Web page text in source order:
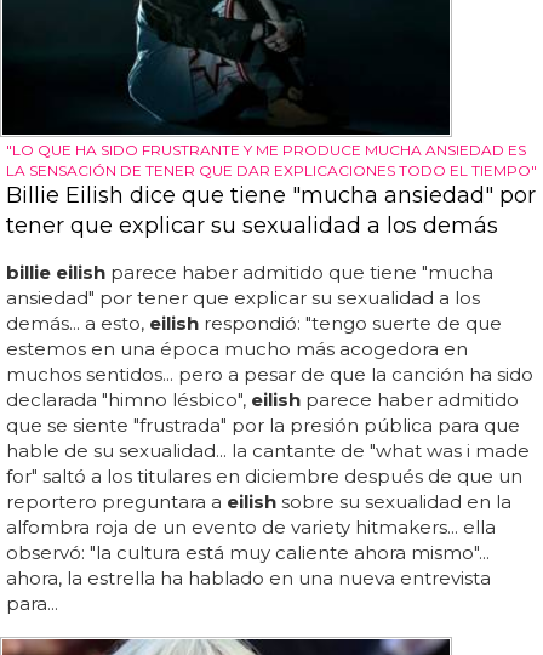
"LO QUE HA SIDO FRUSTRANTE Y ME PRODUCE MUCHA ANSIEDAD ES
LA SENSACIÓN DE TENER QUE DAR EXPLICACIONES TODO EL TIEMPO"
Billie Eilish dice que tiene "mucha ansiedad" por
tener que explicar su sexualidad a los demás
billie eilish parece haber admitido que tiene "mucha
ansiedad" por tener que explicar su sexualidad a los
demás... a esto, eilish respondió: "tengo suerte de que
estemos en una época mucho más acogedora en
muchos sentidos... pero a pesar de que la canción ha sido
declarada "himno lésbico", eilish parece haber admitido
que se siente "frustrada" por la presión pública para que
hable de su sexualidad... la cantante de "what was i made
for" saltó a los titulares en diciembre después de que un
reportero preguntara a eilish sobre su sexualidad en la
alfombra roja de un evento de variety hitmakers... ella
observó: "la cultura está muy caliente ahora mismo"...
ahora, la estrella ha hablado en una nueva entrevista
para...